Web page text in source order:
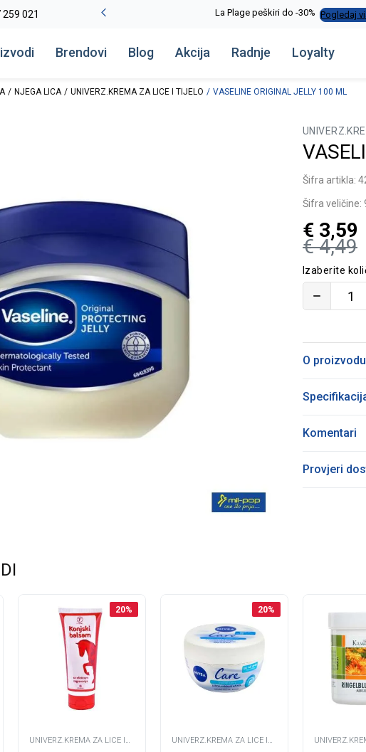
259 021 La Plage peškiri do -30% Pogledaj
Brendovi Blog Akcija Radnje Loyalty
NJEGA LICA UNIVERZ.KREMA ZA LICE I TIJELO VASELINE ORIGINAL JELLY 100 ML
Šifra artikla:
Šifra veličine:
€ 4,49
€ 3,59
Izaberite
O proizvodu
Komentari
Provjeri
20%
UNIVERZ.KREMA ZA LICE I
20%
UNIVERZ.KREMA ZA LICE I